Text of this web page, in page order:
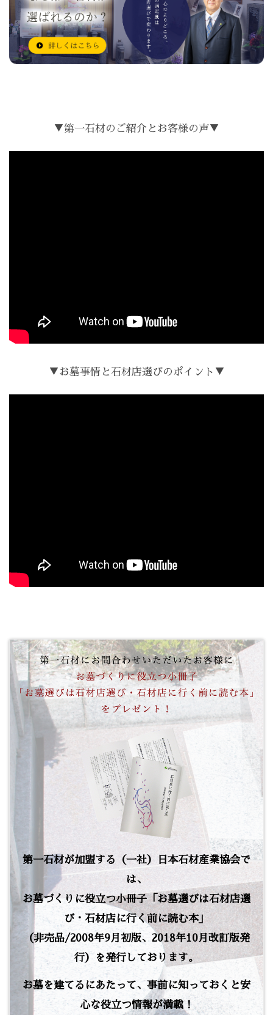
▼第一石材のご紹介とお客様の声▼
▼お墓事情と石材店選びのポイント▼
第一石材が加盟する（一社）日本石材産業協会で
は、
お墓づくりに役立つ小冊子「お墓選びは石材店選
び・石材店に行く前に読む本」
（非売品/2008年9月初版、2018年10月改訂版発
行）を発行しております。
お墓を建てるにあたって、事前に知っておくと安
心な役立つ情報が満載！